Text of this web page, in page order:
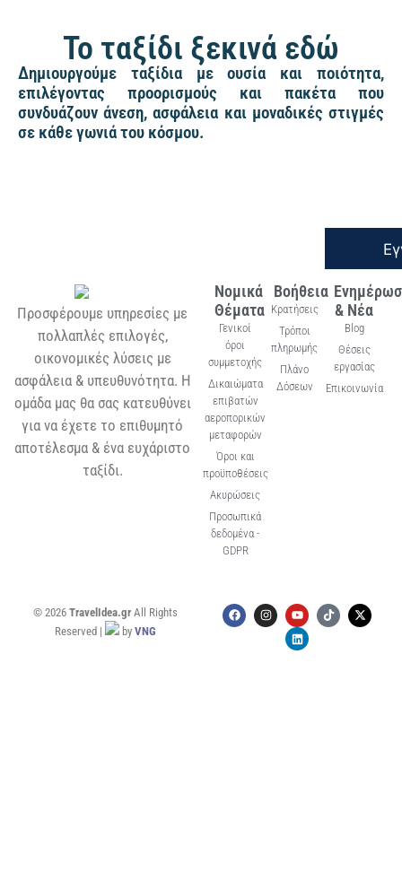
Το ταξίδι ξεκινά εδώ
Δημιουργούμε ταξίδια με ουσία και ποιότητα,
επιλέγοντας προορισμούς και πακέτα που
συνδυάζουν άνεση, ασφάλεια και μοναδικές στιγμές
σε κάθε γωνιά του κόσμου.
Προσφέρουμε υπηρεσίες με
πολλαπλές επιλογές,
οικονομικές λύσεις με
ασφάλεια & υπευθυνότητα. Η
ομάδα μας θα σας κατευθύνει
για να έχετε το επιθυμητό
αποτέλεσμα & ένα ευχάριστο
ταξίδι.
Νομικά
Θέματα
Γενικοί
όροι
συμμετοχής
Δικαιώματα
επιβατών
αεροπορικών
μεταφορών
Όροι και
προϋποθέσεις
Ακυρώσεις
Προσωπικά
δεδομένα -
GDPR
Βοήθεια
Κρατήσεις
Τρόποι
πληρωμής
Πλάνο
Δόσεων
& Νέα
Blog
Θέσεις
εργασίας
Επικοινωνία
© 2026 TravelIdea.grAll Rights
Reserved |
by VNG